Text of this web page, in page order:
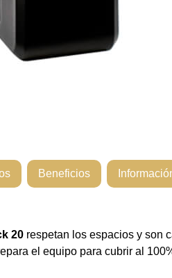
Beneficios
20 respetan los espacios y son
el equipo para cubrir al